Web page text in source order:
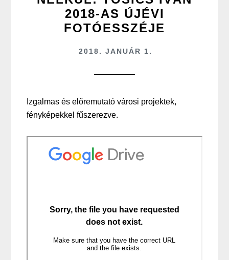
2018-AS ÚJÉVI
FOTÓESSZÉJE
2018. JANUÁR 1.
Izgalmas és előremutató városi projektek,
fényképekkel fűszerezve.